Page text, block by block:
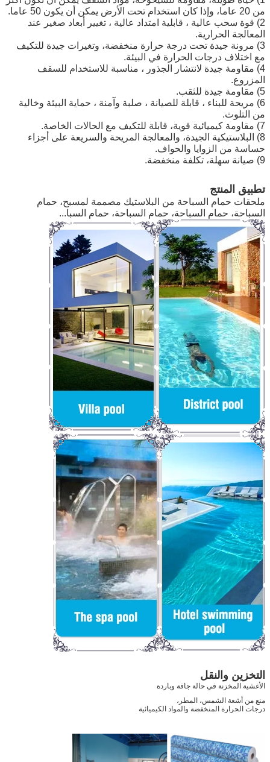
من 20 عاما، وإذا كان استخدام تحت الأرض يمكن أن يكون 50 عاما.
2) قوة سحب عالية ، قابلية امتداد عالية ، تغيير أبعاد صغير عند
المعالجة الحرارية.
3) مرونة جيدة تحت درجة حرارة منخفضة، وتغيرات جيدة للتكيف
مع اختلاف درجات الحرارة في البيئة.
4) مقاومة جيدة لانتشار الجذور ، مناسبة للاستخدام للسقف
المزروع.
5) مقاومة جيدة للثقب.
6) مريحة للبناء ، قابلة للصيانة ، صلبة وآمنة ، حماية البيئة وخالية
من التلوث.
7) مقاومة كيميائية قوية، قابلة للتكيف مع الحالات الخاصة.
8) البلاستيكية الجيدة، والمعالجة المريحة والسريعة على أجزاء
حساسة من الزوايا والحواف.
9) صيانة سهلة، تكلفة منخفضة.
تطبيق المنتج
ملحقات حمام السباحة من البلاستيك مصممة لمسبح، حمام
السباحة، حمام السباحة، حمام السباحة، حمام السبا...
التخزين والنقل
الأغشية المخزنة في حالة جافة وباردة
منع من أشعة الشمس، المطر،
درجات الحرارة المنخفضة والمواد الكيميائية